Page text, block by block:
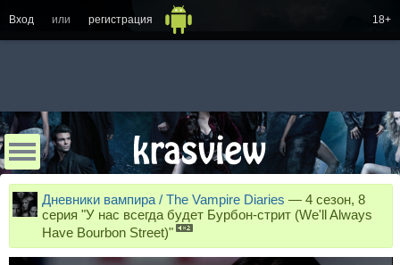
Вход или регистрация 18+
Дневники вампира / The Vampire Diaries — 4 сезон, 8
серия "У нас всегда будет Бурбон-стрит (We'll Always
Have Bourbon Street)"